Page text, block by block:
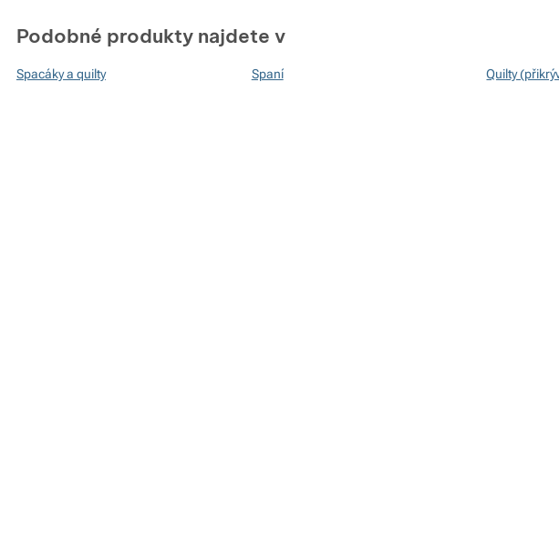
Podobné produkty najdete v
Spacáky a quilty Spaní Quilty